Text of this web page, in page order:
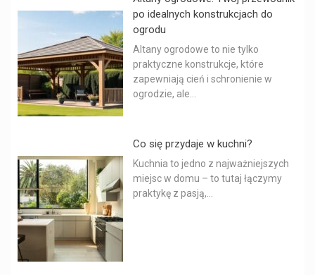
po idealnych konstrukcjach do
ogrodu
Altany ogrodowe to nie tylko
praktyczne konstrukcje, które
zapewniają cień i schronienie w
ogrodzie, ale...
Co się przydaje w kuchni?
Kuchnia to jedno z najważniejszych
miejsc w domu – to tutaj łączymy
praktykę z pasją,...